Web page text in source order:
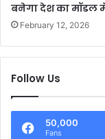
बनेगा देश का मॉडल
February 12, 2026
Follow Us
50,000
Fans